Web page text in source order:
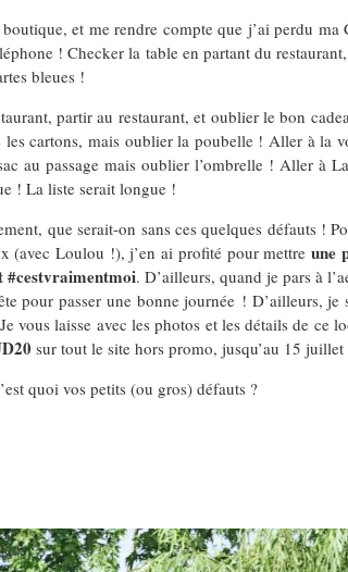
et me rendre compte que j’ai perdu
! Checker la table en partant du
bleues !
partir au restaurant, et oublier le bon
cartons, mais oublier la poubelle ! Aller à la
au passage mais oublier l’ombrelle ! Aller
! La liste serait longue !
que serait-on sans ces quelques défauts !
(avec Loulou !), j’en ai profité pour mettre une
#cestvraimentmoi. D’ailleurs, quand je pars à
pour passer une bonne journée ! D’ailleurs,
vous laisse avec les photos et les détails de
sur tout le site hors promo, jusqu’au 15 juillet
quoi vos petits (ou gros) défauts ?